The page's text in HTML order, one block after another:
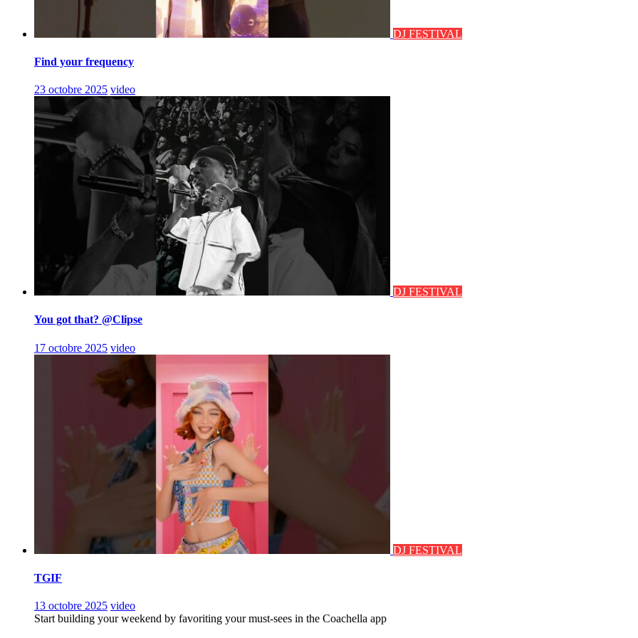
DJ FESTIVAL
Find your frequency
23 octobre 2025 video
DJ FESTIVAL
You got that? @Clipse
17 octobre 2025 video
DJ FESTIVAL
TGIF
13 octobre 2025 video
Start building your weekend by favoriting your must-sees in the Coachella app